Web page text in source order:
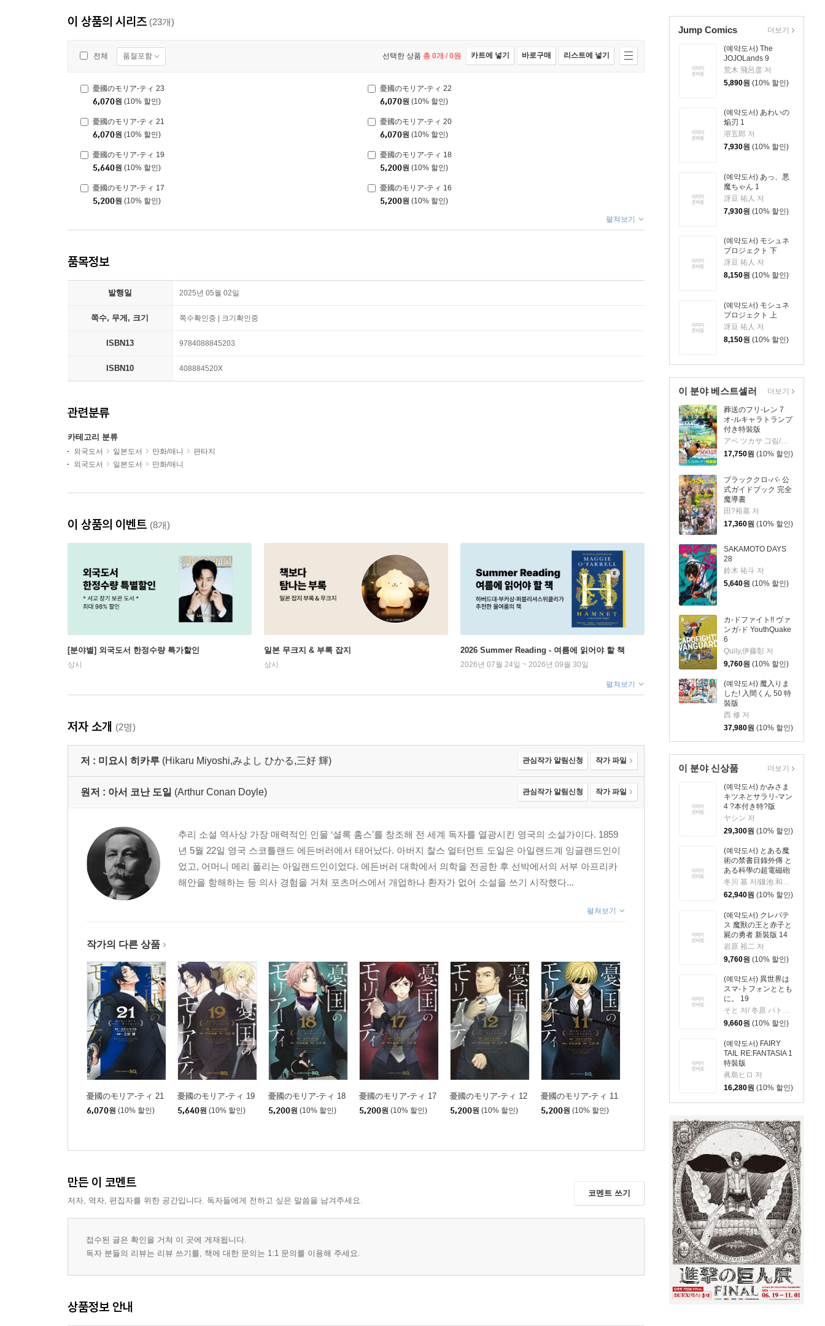
Jump Comics
(예약도서) The
JOJOLands 9
荒木 飛呂彦 저
5,890원 (10% 할인)
(예약도서) あわいの
焔刃 1
溶五郎 저
7,930원 (10% 할인)
(예약도서) あっ、悪
魔ちゃん 1
冴豆 祐人 저
7,930원 (10% 할인)
(예약도서) モシュネ
プロジェクト 下
冴豆 祐人 저
8,150원 (10% 할인)
(예약도서) モシュネ
プロジェクト 上
冴豆 祐人 저
8,150원 (10% 할인)
더보기
이 분야 베스트셀러
葬送のフリ-レン 7
オ-ルキャラトランプ
付き特裝版
アベ ツカサ 그림/山田 鐘人 원작
17,750원 (10% 할인)
ブラッククロ-バ- 公
式ガイドブック 完全
魔導書
田?裕基 저
17,360원 (10% 할인)
SAKAMOTO DAYS
28
鈴木 祐斗 저
5,640원 (10% 할인)
カ-ドファイト!! ヴァ
ンガ-ド YouthQuake
6
Quily,伊藤彰 저
9,760원 (10% 할인)
(예약도서) 魔入りま
した! 入間くん 50 特
裝版
西 修 저
37,980원 (10% 할인)
더보기
이 분야 신상품
(예약도서) かみさま
キツネとサラリ-マン
4 ?本付き特?版
ヤシン 저
29,300원 (10% 할인)
(예약도서) とある魔
術の禁書目錄外傳 と
ある科學の超電磁砲
21 特裝版
冬川 基 저/鎌池 和馬 원작
62,940원 (10% 할인)
(예약도서) クレバテ
ス 魔獸の王と赤子と
屍の勇者 新裝版 14
岩原 裕二 저
9,760원 (10% 할인)
(예약도서) 異世界は
スマ-トフォンととも
に。 19
そと 저/ 冬原 パトラ 원작
9,660원 (10% 할인)
(예약도서) FAIRY
TAIL RE:FANTASIA 1
特裝版
眞島ヒロ 저
16,280원 (10% 할인)
더보기
이 상품의 시리즈 (23개)
전체 품절포함 선택한 상품 총 0개 / 0원 카트에 넣기 바로구매 리스트에 넣기
憂國のモリア-ティ 23
6,070원 (10% 할인)
憂國のモリア-ティ 22
6,070원 (10% 할인)
憂國のモリア-ティ 21
6,070원 (10% 할인)
憂國のモリア-ティ 20
6,070원 (10% 할인)
憂國のモリア-ティ 19
5,640원 (10% 할인)
憂國のモリア-ティ 18
5,200원 (10% 할인)
憂國のモリア-ティ 17
5,200원 (10% 할인)
憂國のモリア-ティ 16
5,200원 (10% 할인)
펼쳐보기
품목정보
발행일 2025년 05월 02일
쪽수, 무게, 크기 쪽수확인중 | 크기확인중
ISBN13 9784088845203
ISBN10 408884520X
관련분류
카테고리 분류
외국도서 일본도서 만화/애니
판타지
외국도서
일본도서 만화/애니
이 상품의 이벤트 (8개)
[분야별] 외국도서 한정수량 특가할인
상시
일본 무크지 & 부록 잡지
상시
2026 Summer Reading - 여름에 읽어야 할 책
2026년 07월 24일 ~ 2026년 09월 30일
펼쳐보기
저자 소개 (2명)
저 : 미요시 히카루 (Hikaru Miyoshi,みよし ひかる,三好 輝) 관심작가 알림신청 작가 파일
원저 : 아서 코난 도일 (Arthur Conan Doyle) 관심작가 알림신청 작가 파일
추리 소설 역사상 가장 매력적인 인물 ‘셜록 홈스’를 창조해 전 세계 독자를 열광시킨 영국의 소설가이다. 1859
년 5월 22일 영국 스코틀랜드 에든버러에서 태어났다. 아버지 찰스 얼터먼트 도일은 아일랜드계 잉글랜드인이
었고, 어머니 메리 폴리는 아일랜드인이었다. 에든버러 대학에서 의학을 전공한 후 선박에서의 서부 아프리카
해안을 항해하는 등 의사 경험을 거쳐 포츠머스에서 개업하나 환자가 없어 소설을 쓰기 시작했다...
펼쳐보기
작가의 다른 상품
憂國のモリア-ティ 21
6,070원 (10% 할인)
憂國のモリア-ティ 19
5,640원 (10% 할인)
憂國のモリア-ティ 18
5,200원 (10% 할인)
憂國のモリア-ティ 17
5,200원 (10% 할인)
憂國のモリア-ティ 12
5,200원 (10% 할인)
憂國のモリア-ティ 11
5,200원 (10% 할인)
만든 이 코멘트
저자, 역자, 편집자를 위한 공간입니다. 독자들에게 전하고 싶은 말씀을 남겨주세요.
코멘트 쓰기
접수된 글은 확인을 거쳐 이 곳에 게재됩니다.
독자 분들의 리뷰는 리뷰 쓰기를, 책에 대한 문의는 1:1 문의를 이용해 주세요.
상품정보 안내